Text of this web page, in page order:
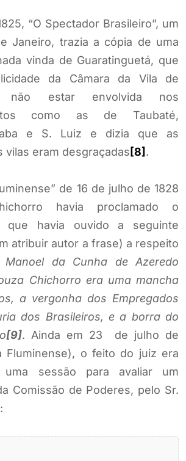
“O Spectador Brasileiro”, um
Janeiro, trazia a cópia de uma
vinda de Guaratinguetá, que
da Câmara da Vila de
não estar envolvida nos
como as de Taubaté,
e S. Luiz e dizia que as
vilas eram desgraçadas[8].
de 16 de julho de 1828
havia proclamado o
que havia ouvido a seguinte
atribuir autor a frase) a respeito
da Cunha de Azeredo
Chichorro era uma mancha
a vergonha dos Empregados
dos Brasileiros, e a borra do
[9]. Ainda em 23 de julho de
Fluminense), o feito do juiz era
uma sessão para avaliar um
Comissão de Poderes, pelo Sr.